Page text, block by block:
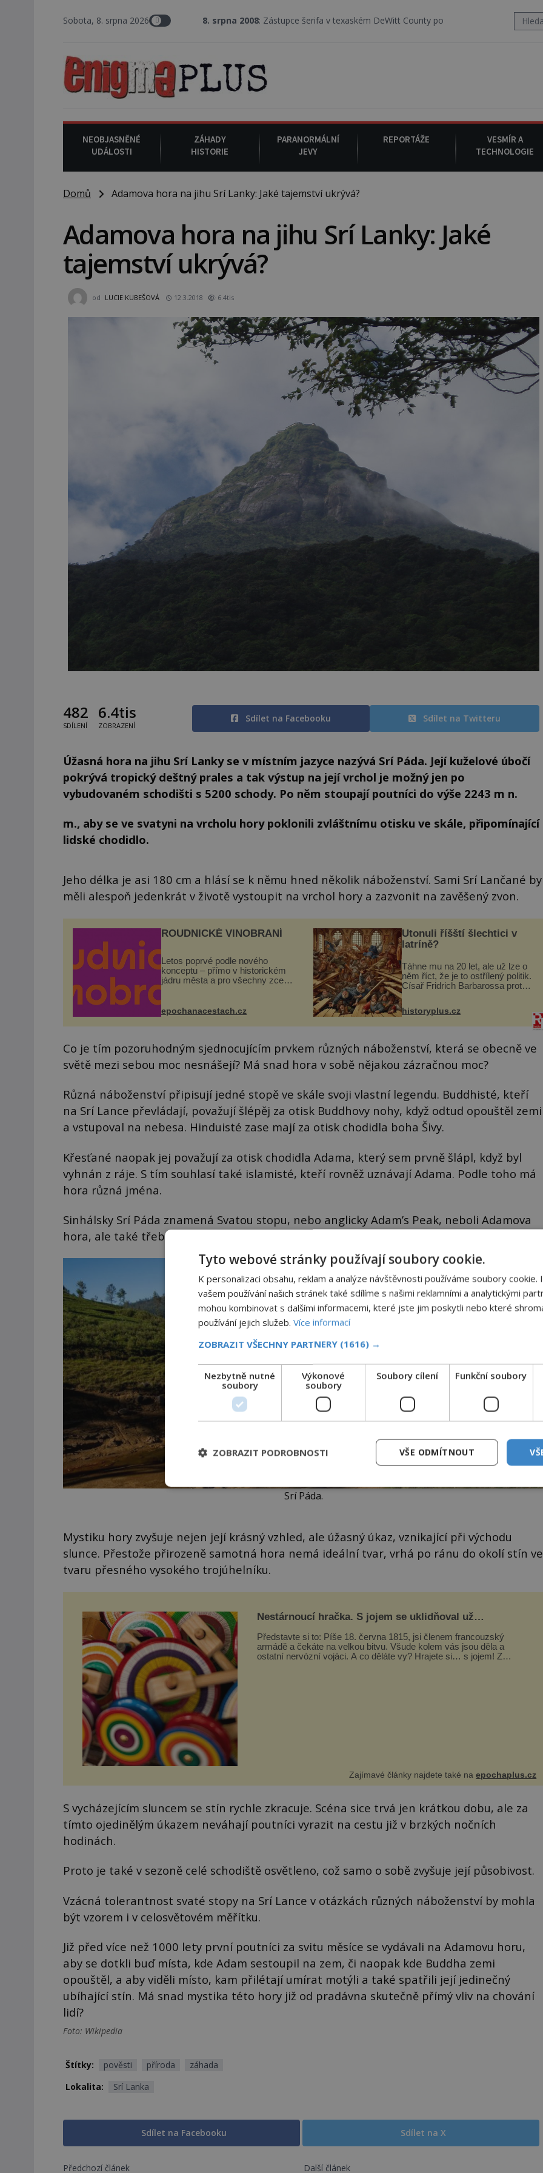
Sobota, 8. srpna 20268. srpna 2008 : Zástupce šerifa v texaském DeWitt County pořizuje video, na kterém před jeho
NEOBJASNĚNÉ
UDÁLOSTI
ZÁHADY
HISTORIE
PARANORMÁLNÍ
JEVY
REPORTÁŽE
VESMÍR A
TECHNOLOGIE
Domů Adamova hora na jihu Srí Lanky: Jaké tajemství ukrývá?
Adamova hora na jihu Srí Lanky: Jaké
tajemství ukrývá?
od LUCIE KUBEŠOVÁ 12.3.2018 6.4tis
482
SDÍLENÍ
6.4tis
ZOBRAZENÍ
Sdílet na Facebooku Sdílet na Twitteru
Úžasná hora na jihu Srí Lanky se v místním jazyce nazývá Srí Páda. Její kuželové úbočí
pokrývá tropický deštný prales a tak výstup na její vrchol je možný jen po
vybudovaném schodišti s 5200 schody. Po něm stoupají poutníci do výše 2243 m n.
m., aby se ve svatyni na vrcholu hory poklonili zvláštnímu otisku ve skále, připomínající
lidské chodidlo.
Jeho délka je asi 180 cm a hlásí se k němu hned několik náboženství. Sami Srí Lančané by
měli alespoň jedenkrát v životě vystoupit na vrchol hory a zazvonit na zavěšený zvon.
ROUDNICKÉ VINOBRANÍ
Letos poprvé podle nového
konceptu – přímo v historickém
jádru města a pro všechny zcela
náměstí. Návštěvníci se mohou
těšit na víno, burčák, pes...
epochanacestach.cz
Utonuli říšští šlechtici v
latríně?
Táhne mu na 20 let, ale už lze o
něm říct, že je to ostřílený politik.
Císař Fridrich Barbarossa proto
stal prostředníkem při řešení
sporu m...
historyplus.cz
Co je tím pozoruhodným sjednocujícím prvkem různých náboženství, která se obecně ve
světě mezi sebou moc nesnášejí? Má snad hora v sobě nějakou zázračnou moc?
Různá náboženství připisují jedné stopě ve skále svoji vlastní legendu. Buddhisté, kteří
na Srí Lance převládají, považují šlépěj za otisk Buddhovy nohy, když odtud opouštěl zemi
a vstupoval na nebesa. Hinduisté zase mají za otisk chodidla boha Šivy.
Křesťané naopak jej považují za otisk chodidla Adama, který sem prvně šlápl, když byl
vyhnán z ráje. S tím souhlasí také islamisté, kteří rovněž uznávají Adama. Podle toho má
hora různá jména.
Sinhálsky Srí Páda znamená Svatou stopu, nebo anglicky Adam’s Peak, neboli Adamova
hora, ale také třeba Samana-lakanda, což je Hora motýlů či Ratnagiri, jako Vrch klenotů.
Srí Páda.
Mystiku hory zvyšuje nejen její krásný vzhled, ale úžasný úkaz, vznikající při východu
slunce. Přestože přirozeně samotná hora nemá ideální tvar, vrhá po ránu do okolí stín ve
tvaru přesného vysokého trojúhelníku.
Nestárnoucí hračka. S jojem se uklidňoval už
Představte si to: Píše 18. června 1815, jsi členem francouzský
armádě a čekáte na velkou bitvu. Všude kolem vás jsou děla a
ostatní nervózní vojáci. A co děláte vy? Hrajete si… s jojem! Zdá
Zajímavé články najdete také naepochaplus.cz
S vycházejícím sluncem se stín rychle zkracuje. Scéna sice trvá jen krátkou dobu, ale za
tímto ojedinělým úkazem neváhají poutníci vyrazit na cestu již v brzkých nočních
hodinách.
Proto je také v sezoně celé schodiště osvětleno, což samo o sobě zvyšuje její působivost.
Vzácná tolerantnost svaté stopy na Srí Lance v otázkách různých náboženství by mohla
být vzorem i v celosvětovém měřítku.
Již před více než 1000 lety první poutníci za svitu měsíce se vydávali na Adamovu horu,
aby se dotkli buď místa, kde Adam sestoupil na zem, či naopak kde Buddha zemi
opouštěl, a aby viděli místo, kam přilétají umírat motýli a také spatřili její jedinečný
ubíhající stín. Má snad mystika této hory již od pradávna skutečně přímý vliv na chování
lidí?
Foto: Wikipedia
Štítky: pověsti příroda
záhada
Lokalita:
Srí Lanka
Sdílet na Facebooku Sdílet na X
Předchozí článek Další článek
Tyto webové stránky používají soubory cookie.
K personalizaci obsahu, reklam a analýze návštěvnosti používáme soubory cookie.
vašem používání našich stránek také sdílíme s našimi reklamními a analytickými
mohou kombinovat s dalšími informacemi, které jste jim poskytli nebo které
používání jejich služeb. Více informací
ZOBRAZIT VŠECHNY PARTNERY (1616) →
Nezbytně nutné
soubory
Výkonové
soubory
Soubory cílení Funkční soubory
VŠE ODMÍTNOUT
ZOBRAZIT PODROBNOSTI